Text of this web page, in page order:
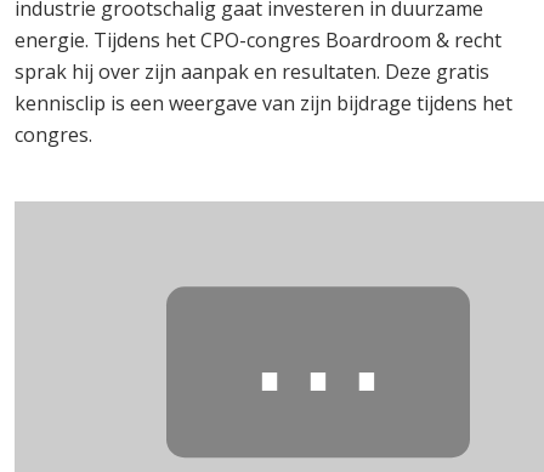
industrie grootschalig gaat investeren in duurzame
energie. Tijdens het CPO-congres Boardroom & recht
sprak hij over zijn aanpak en resultaten. Deze gratis
kennisclip is een weergave van zijn bijdrage tijdens het
congres.
⋯